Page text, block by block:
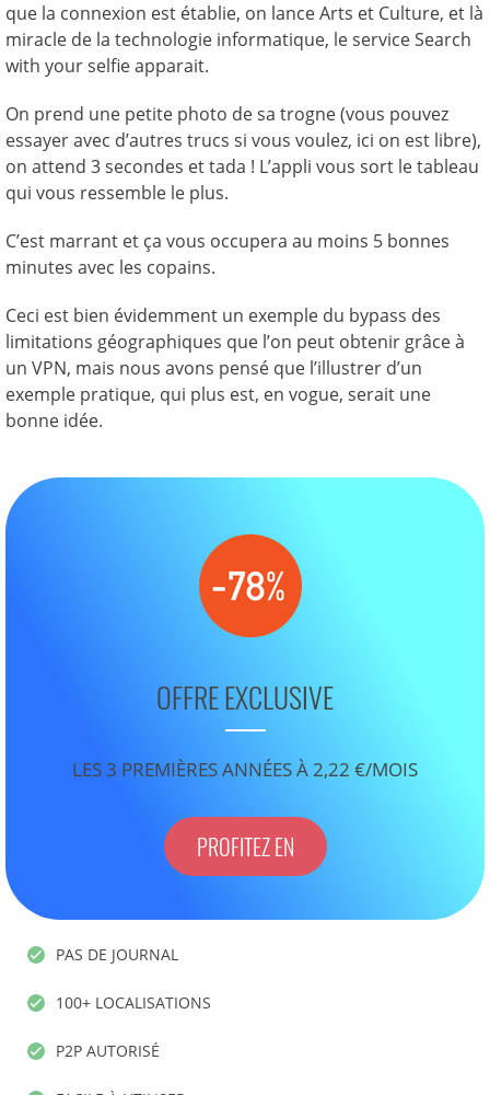
que la connexion est établie, on lance Arts et Culture, et là
miracle de la technologie informatique, le service Search
with your selfie apparait.
On prend une petite photo de sa trogne (vous pouvez
essayer avec d’autres trucs si vous voulez, ici on est libre),
on attend 3 secondes et tada ! L’appli vous sort le tableau
qui vous ressemble le plus.
C’est marrant et ça vous occupera au moins 5 bonnes
minutes avec les copains.
Ceci est bien évidemment un exemple du bypass des
limitations géographiques que l’on peut obtenir grâce à
un VPN, mais nous avons pensé que l’illustrer d’un
exemple pratique, qui plus est, en vogue, serait une
bonne idée.
OFFRE EXCLUSIVE
LES 3 PREMIÈRES ANNÉES À 2,22 €/MOIS
PROFITEZ EN
PAS DE JOURNAL
100+ LOCALISATIONS
P2P AUTORISÉ